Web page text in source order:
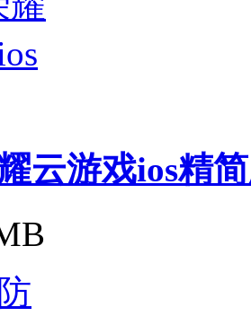
云游戏ios精